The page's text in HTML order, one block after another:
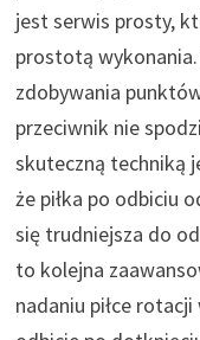
jest serwis prosty,
prostotą
zdobywania
przeciwnik nie
skuteczną techniką
że piłka po odbiciu
się trudniejsza do
to kolejna
nadaniu piłce